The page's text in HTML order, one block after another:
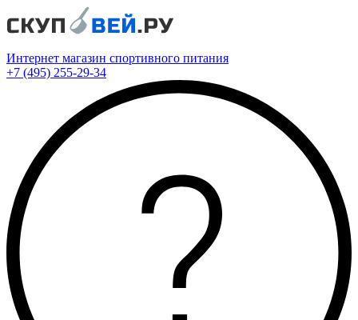
Интернет магазин спортивного питания
+7 (495) 255-29-34